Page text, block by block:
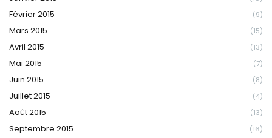
Février 2015 (9)
Mars 2015 (15)
Avril 2015 (13)
Mai 2015 (7)
Juin 2015 (8)
Juillet 2015 (4)
Août 2015 (13)
Septembre 2015 (16)